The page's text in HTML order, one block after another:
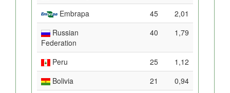
Embrapa
45
2,01
Russian
Federation
40 1,79
Peru 25
1,12
Bolivia
21
0,94